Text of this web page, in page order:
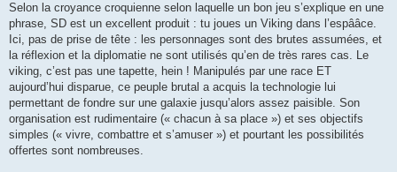
Selon la croyance croquienne selon laquelle un bon jeu s’explique en une
phrase, SD est un excellent produit : tu joues un Viking dans l’espââce.
Ici, pas de prise de tête : les personnages sont des brutes assumées, et
la réflexion et la diplomatie ne sont utilisés qu’en de très rares cas. Le
viking, c’est pas une tapette, hein ! Manipulés par une race ET
aujourd’hui disparue, ce peuple brutal a acquis la technologie lui
permettant de fondre sur une galaxie jusqu’alors assez paisible. Son
organisation est rudimentaire (« chacun à sa place ») et ses objectifs
simples (« vivre, combattre et s’amuser ») et pourtant les possibilités
offertes sont nombreuses.